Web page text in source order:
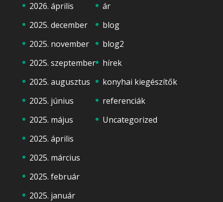
2026. április
2025. december
2025. november
2025. szeptember
2025. augusztus
2025. június
2025. május
2025. április
2025. március
2025. február
2025. január
ár
blog
blog2
hírek
konyhai kiegészítők
referenciák
Uncategorized